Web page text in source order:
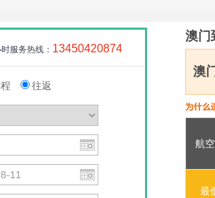
服务热线： 13450420874
往返
澳门
澳
航
最
澳门航空 菲律宾航空
￥